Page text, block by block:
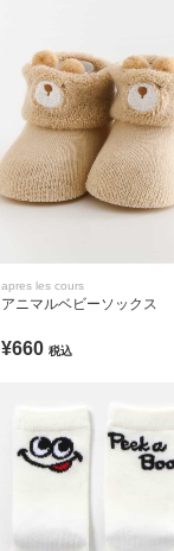
apres les cours
アニマルベビーソックス
¥660 税込